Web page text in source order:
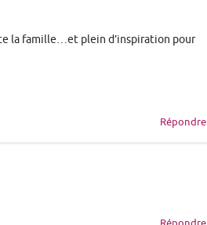
la famille…et plein d’inspiration pour
Répondre